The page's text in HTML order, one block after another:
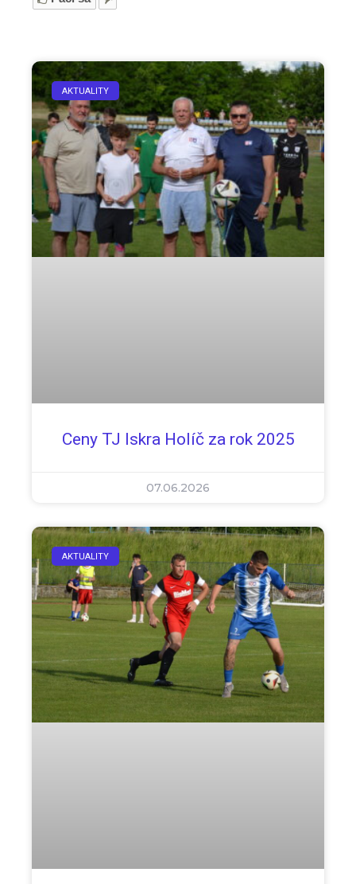
AKTUALITY
Ceny TJ Iskra Holíč za rok 2025
07.06.2026
AKTUALITY